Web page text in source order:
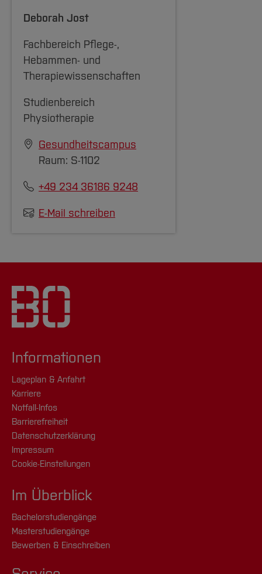
Deborah Jost
Fachbereich Pflege-,
Hebammen- und
Therapiewissenschaften
Studienbereich
Physiotherapie
Gesundheitscampus
Raum: S-1102
+49 234 36186 9248
E-Mail schreiben
Informationen
Lageplan & Anfahrt
Karriere
Notfall-Infos
Barrierefreiheit
Datenschutzerklärung
Impressum
Cookie-Einstellungen
Im Überblick
Bachelorstudiengänge
Masterstudiengänge
Bewerben & Einschreiben